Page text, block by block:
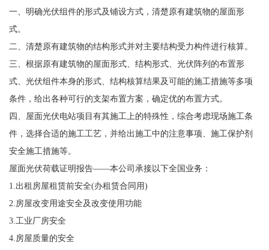
一、明确光伏组件的形式及铺设方式，清楚原有建筑物的屋面形
式。
二、清楚原有建筑物的结构形式并对主要结构受力构件进行核算。
三、根据原有建筑物的屋面形式、结构形式、光伏阵列的布置形
式、光伏组件本身的形式、结构核算结果及可能的施工措施等多项
条件，给出各种可行的支架布置方案，确定优的布置方式。
四、屋面光伏电站项目有其施工上的特殊性，综合考虑现场施工条
件，选择合适的施工工艺，并给出施工中的注意事项、施工保护剂
安全施工措施等。
屋面光伏荷载证明报告——本公司承接以下全国业务：
1.出租房屋租赁前安全(办租赁合同用)
2.房屋改变用途安全及改变使用功能
3.工业厂房安全
4.房屋质量的安全